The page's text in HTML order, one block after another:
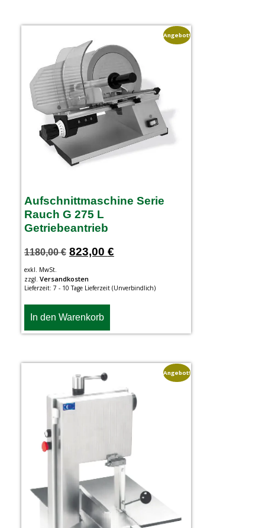
Angebot!
Aufschnittmaschine Serie
Rauch G 275 L
Getriebeantrieb
1180,00€ 823,00 €
exkl. MwSt.
zzgl. Versandkosten
Lieferzeit: 7 - 10 Tage Lieferzeit (Unverbindlich)
In den Warenkorb
Angebot!